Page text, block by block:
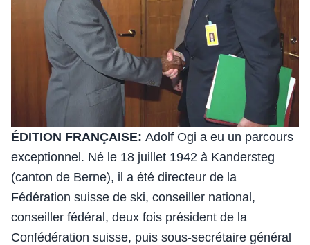
ÉDITION FRANÇAISE: Adolf Ogi a eu un parcours
exceptionnel. Né le 18 juillet 1942 à Kandersteg
(canton de Berne), il a été directeur de la
Fédération suisse de ski, conseiller national,
conseiller fédéral, deux fois président de la
Confédération suisse, puis sous-secrétaire général